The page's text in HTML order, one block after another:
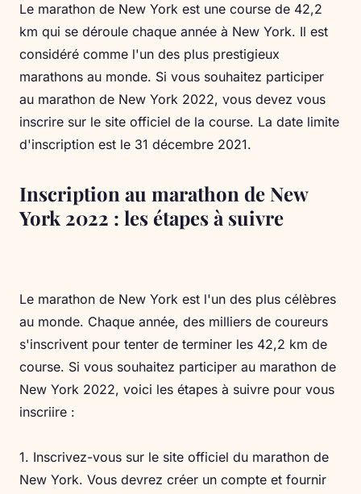
Le marathon de New York est une course de 42,2
km qui se déroule chaque année à New York. Il est
considéré comme l'un des plus prestigieux
marathons au monde. Si vous souhaitez participer
au marathon de New York 2022, vous devez vous
inscrire sur le site officiel de la course. La date limite
d'inscription est le 31 décembre 2021.
Inscription au marathon de New
York 2022 : les étapes à suivre
Le marathon de New York est l'un des plus célèbres
au monde. Chaque année, des milliers de coureurs
s'inscrivent pour tenter de terminer les 42,2 km de
course. Si vous souhaitez participer au marathon de
New York 2022, voici les étapes à suivre pour vous
inscriire :
1. Inscrivez-vous sur le site officiel du marathon de
New York. Vous devrez créer un compte et fournir